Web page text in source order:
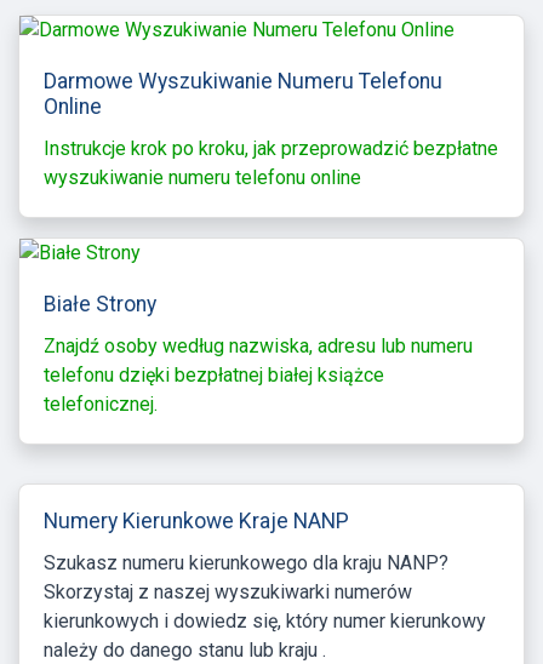
Darmowe Wyszukiwanie Numeru Telefonu
Online
Instrukcje krok po kroku, jak przeprowadzić bezpłatne
wyszukiwanie numeru telefonu online
Białe Strony
Znajdź osoby według nazwiska, adresu lub numeru
telefonu dzięki bezpłatnej białej książce
telefonicznej.
Numery Kierunkowe Kraje NANP
Szukasz numeru kierunkowego dla kraju NANP?
Skorzystaj z naszej wyszukiwarki numerów
kierunkowych i dowiedz się, który numer kierunkowy
należy do danego stanu lub kraju .